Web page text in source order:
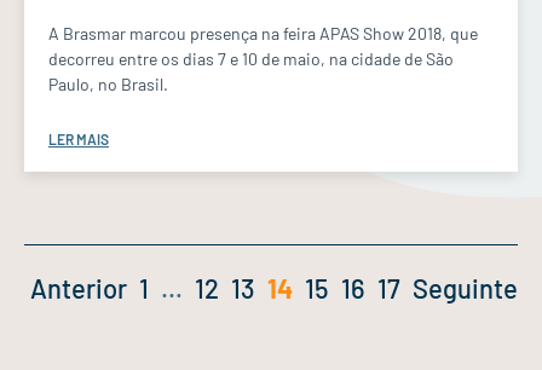
A Brasmar marcou presença na feira APAS Show 2018, que
decorreu entre os dias 7 e 10 de maio, na cidade de São
Paulo, no Brasil.
LER MAIS
Navegação
Anterior 1 … 12 13 14 15 16 17 Seguinte